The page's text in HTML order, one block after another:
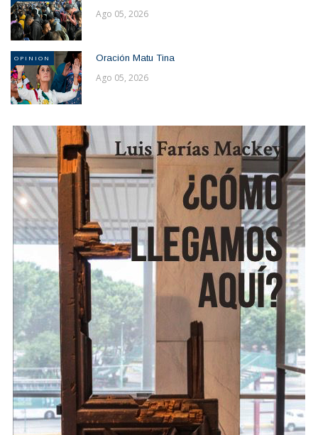
Ago 05, 2026
OPINION Oración Matu Tina
Ago 05, 2026